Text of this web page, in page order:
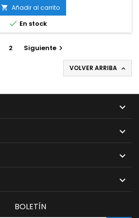
 Añadir al carrito
 En stock
2 Siguiente 
VOLVER ARRIBA 




BOLETÍN